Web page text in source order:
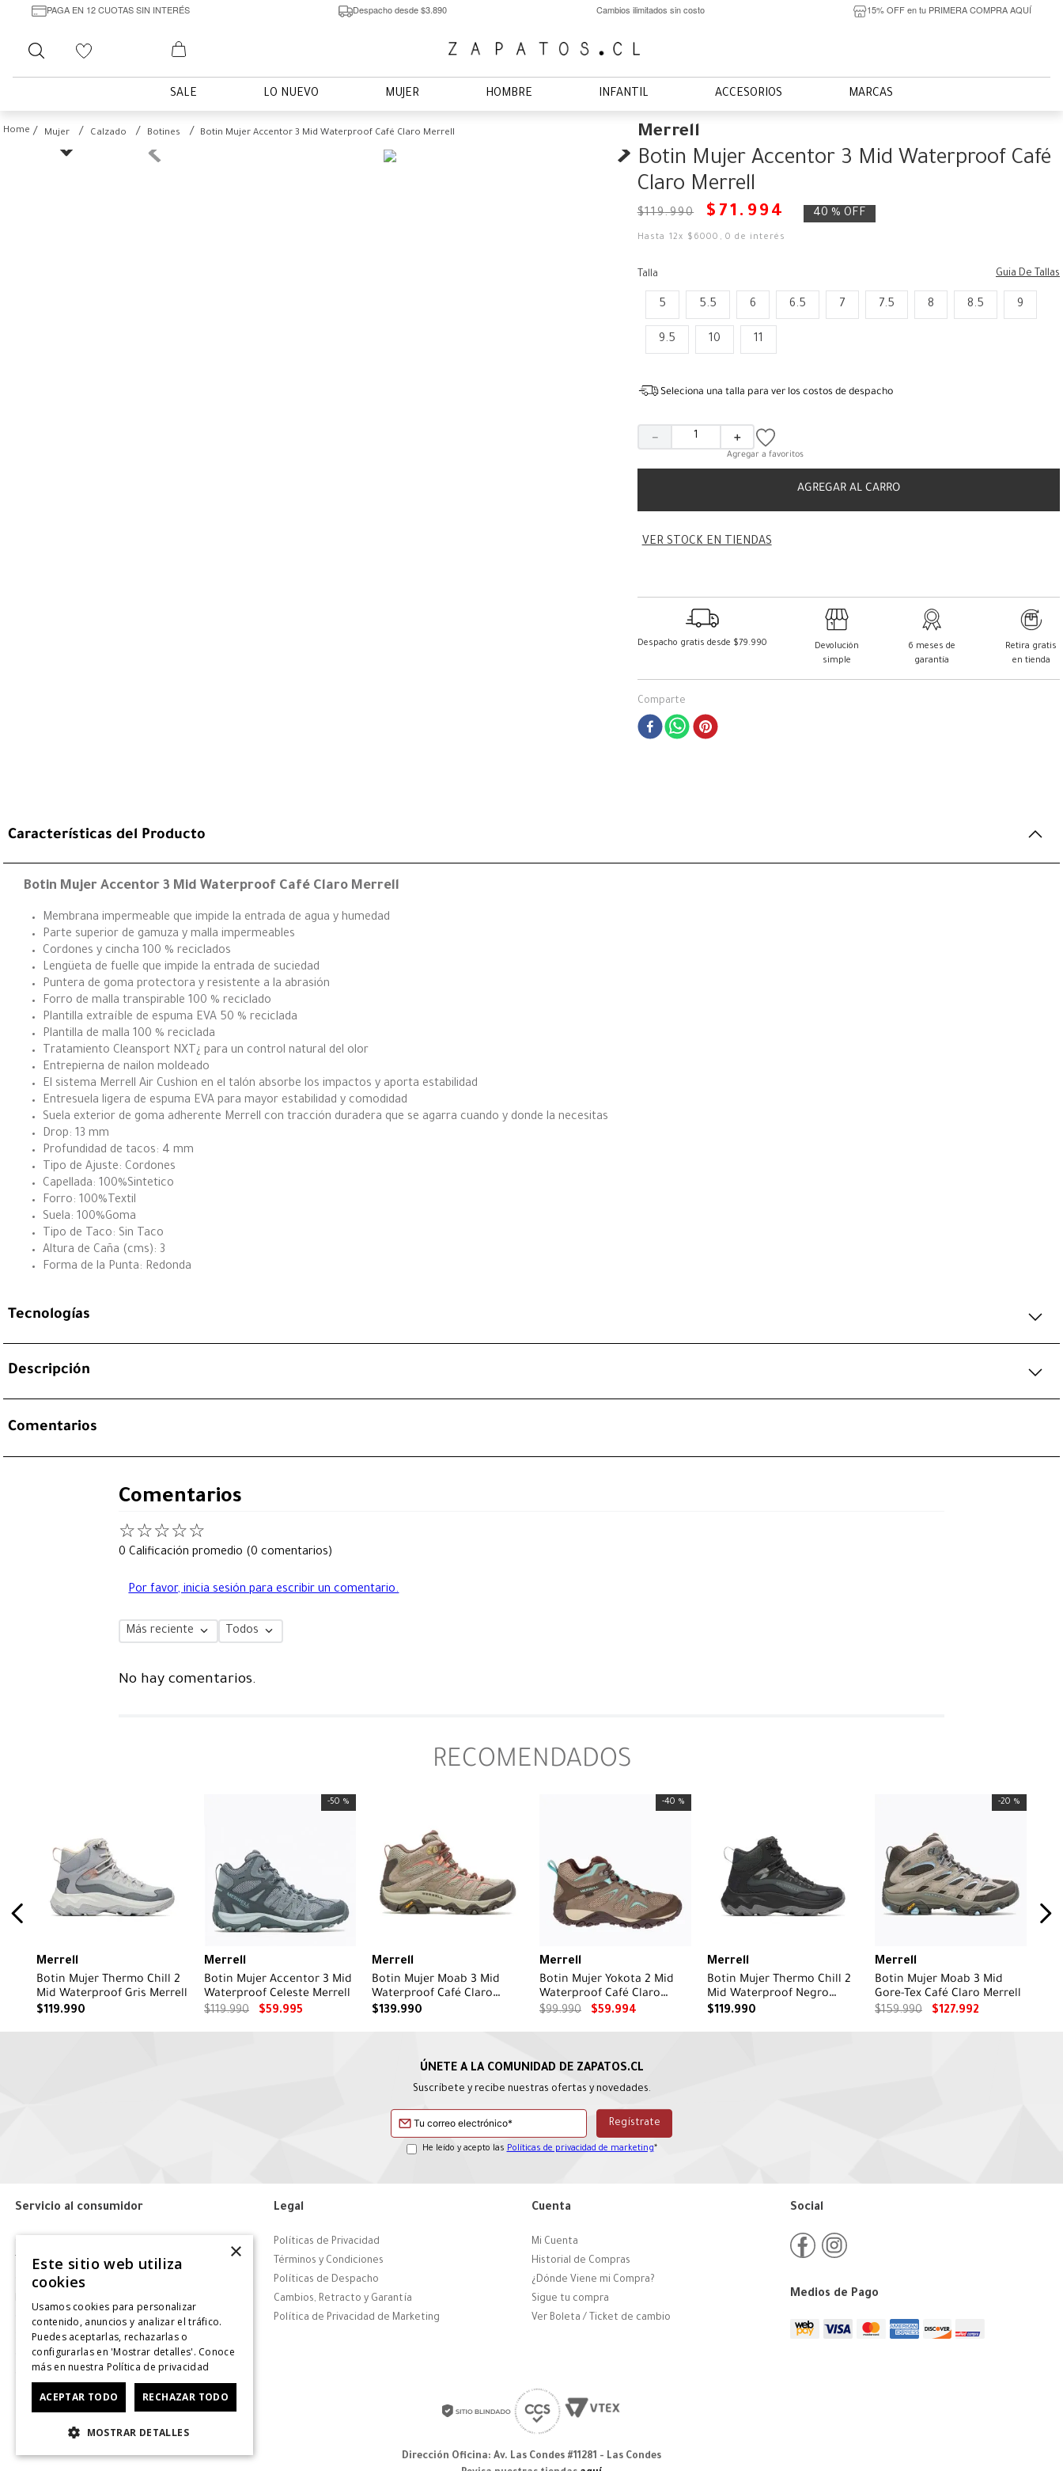
PAGA EN 12 CUOTAS SIN INTERÉS Despacho desde $3.890 Cambios ilimitados sin costo 15% OFF en tu PRIMERA COMPRA AQUÍ
Buscar
SALE LO NUEVO MUJER HOMBRE INFANTIL ACCESORIOS MARCAS
Mujer Calzado Botines Botin Mujer Accentor 3 Mid Waterproof Café Claro Merrell Merrell
Botin Mujer Accentor 3 Mid Waterproof Café
Claro Merrell
$119.990 $ 71 . 994 40 % OFF
Hasta 12x $ 6000 ,0 de interés
Talla Guia De Tallas
5 5.5 6 6.5 7 7.5 8 8.5 9
9.5 10 11
Seleciona una talla para ver los costos de despacho
＋
－
AGREGAR AL CARRO
VER STOCK EN TIENDAS
Despacho gratis desde $79.990
Devolución
simple
6 meses de
garantía
Retira gratis
en tienda
Comparte
Características del Producto
Botin Mujer Accentor 3 Mid Waterproof Café Claro Merrell
Membrana impermeable que impide la entrada de agua y humedad
Parte superior de gamuza y malla impermeables
Cordones y cincha 100 % reciclados
Lengüeta de fuelle que impide la entrada de suciedad
Puntera de goma protectora y resistente a la abrasión
Forro de malla transpirable 100 % reciclado
Plantilla extraíble de espuma EVA 50 % reciclada
Plantilla de malla 100 % reciclada
Tratamiento Cleansport NXT¿ para un control natural del olor
Entrepierna de nailon moldeado
El sistema Merrell Air Cushion en el talón absorbe los impactos y aporta estabilidad
Entresuela ligera de espuma EVA para mayor estabilidad y comodidad
Suela exterior de goma adherente Merrell con tracción duradera que se agarra cuando y donde la necesitas
Drop: 13 mm
Profundidad de tacos: 4 mm
Tipo de Ajuste: Cordones
Capellada: 100%Sintetico
Forro: 100%Textil
Suela: 100%Goma
Tipo de Taco: Sin Taco
Altura de Caña (cms): 3
Forma de la Punta: Redonda
Tecnologías
Descripción
Comentarios
Comentarios
☆☆☆☆☆
0 Calificación promedio (0 comentarios)
Por favor, inicia sesión para escribir un comentario.
Más reciente Todos
No hay comentarios.
RECOMENDADOS
Merrell
Botin Mujer Thermo Chill 2
Mid Waterproof Gris Merrell
$119.990
-50 %
Merrell
Botin Mujer Accentor 3 Mid
Waterproof Celeste Merrell
$119.990 $59.995
Merrell
Botin Mujer Moab 3 Mid
Waterproof Café Claro
Merrell
$139.990
-40 %
Merrell
Botin Mujer Yokota 2 Mid
Waterproof Café Claro
Merrell
$99.990 $59.994
Merrell
Botin Mujer Thermo Chill 2
Mid Waterproof Negro
Merrell
$119.990
-20 %
Merrell
Botin Mujer Moab 3 Mid
Gore-Tex Café Claro Merrell
$159.990 $127.992
Suscríbete y recibe nuestras ofertas y novedades.
He leído y acepto las Políticas de privacidad de marketing*
Servicio al consumidor
Tiendas
Contáctanos
Giftcard
Solicitar Factura
CyberDay
Legal
Políticas de Privacidad
Términos y Condiciones
Políticas de Despacho
Cambios, Retracto y Garantía
Política de Privacidad de Marketing
Cuenta
Mi Cuenta
Historial de Compras
¿Dónde Viene mi Compra?
Sigue tu compra
Ver Boleta / Ticket de cambio
Social
Medios de Pago
Dirección Oficina: Av. Las Condes #11281 - Las Condes
Revisa nuestras tiendas aquí
×
Este sitio web utiliza
cookies
Usamos cookies para personalizar
contenido, anuncios y analizar el tráfico.
Puedes aceptarlas, rechazarlas o
configurarlas en 'Mostrar detalles'. Conoce
más en nuestra Política de privacidad
ACEPTAR TODO RECHAZAR TODO
MOSTRAR DETALLES